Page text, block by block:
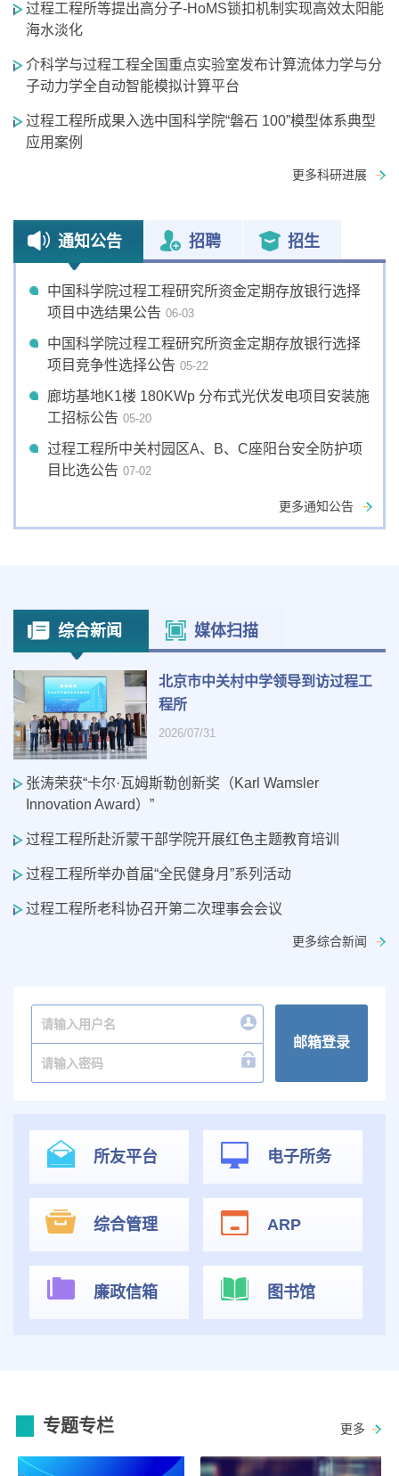
更多科研进展
过程工程所等提出高分子-HoMS锁扣机制实现高效太阳能
海水淡化
介科学与过程工程全国重点实验室发布计算流体力学与分
子动力学全自动智能模拟计算平台
过程工程所成果入选中国科学院“磐石 100”模型体系典型
应用案例
通知公告 招聘 招生
更多通知公告
中国科学院过程工程研究所资金定期存放银行选择
项目中选结果公告 06-03
中国科学院过程工程研究所资金定期存放银行选择
项目竞争性选择公告 05-22
廊坊基地K1楼 180KWp 分布式光伏发电项目安装施
工招标公告 05-20
过程工程所中关村园区A、B、C座阳台安全防护项
目比选公告 07-02
综合新闻 媒体扫描
更多综合新闻
北京市中关村中学领导到访过程工
程所
2026/07/31
张涛荣获“卡尔·瓦姆斯勒创新奖（Karl Wamsler
Innovation Award）”
过程工程所赴沂蒙干部学院开展红色主题教育培训
过程工程所举办首届“全民健身月”系列活动
过程工程所老科协召开第二次理事会会议
邮箱登录
所友平台 电子所务
综合管理 ARP
廉政信箱 图书馆
专题专栏 更多